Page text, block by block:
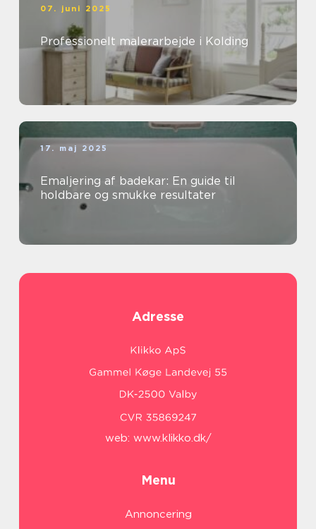
07. juni 2025
Professionelt malerarbejde i Kolding
17. maj 2025
Emaljering af badekar: En guide til
holdbare og smukke resultater
Adresse
web: www.klikko.dk/
Menu
Annoncering